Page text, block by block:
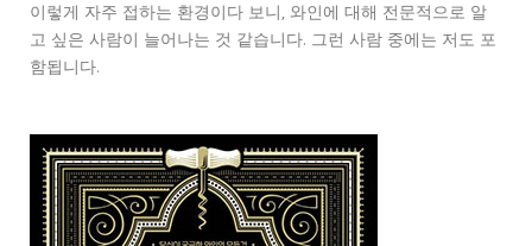
이렇게 자주 접하는 환경이다 보니, 와인에 대해 전문적으로 알
고 싶은 사람이 늘어나는 것 같습니다. 그런 사람 중에는 저도 포
함됩니다.